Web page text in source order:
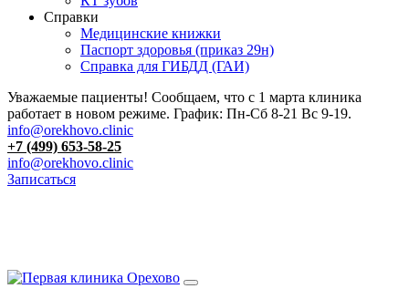
Справки
Медицинские книжки
Паспорт здоровья (приказ 29н)
Справка для ГИБДД (ГАИ)
Уважаемые пациенты! Сообщаем, что с 1 марта клиника
работает в новом режиме. График: Пн-Сб 8-21 Вс 9-19.
info@orekhovo.clinic
+7 (499) 653-58-25
info@orekhovo.clinic
Записаться